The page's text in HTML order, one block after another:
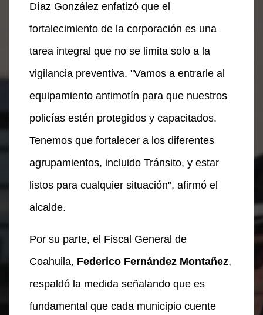
Díaz González enfatizó que el
fortalecimiento de la corporación es una
tarea integral que no se limita solo a la
vigilancia preventiva. "Vamos a entrarle al
equipamiento antimotín para que nuestros
policías estén protegidos y capacitados.
Tenemos que fortalecer a los diferentes
agrupamientos, incluido Tránsito, y estar
listos para cualquier situación", afirmó el
alcalde.
Por su parte, el Fiscal General de
Coahuila, Federico Fernández Montañez,
respaldó la medida señalando que es
fundamental que cada municipio cuente